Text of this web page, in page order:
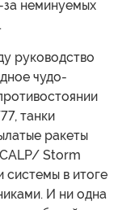
за неминуемых
руководство
чудо-
танки
ракеты
Storm
системы в итоге
И ни одна